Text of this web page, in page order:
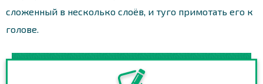
сложенный в несколько слоёв, и туго примотать его к
голове.